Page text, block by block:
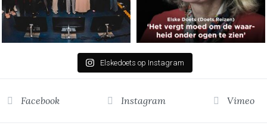
Elskedoets op Instagram
Facebook Instagram Vimeo